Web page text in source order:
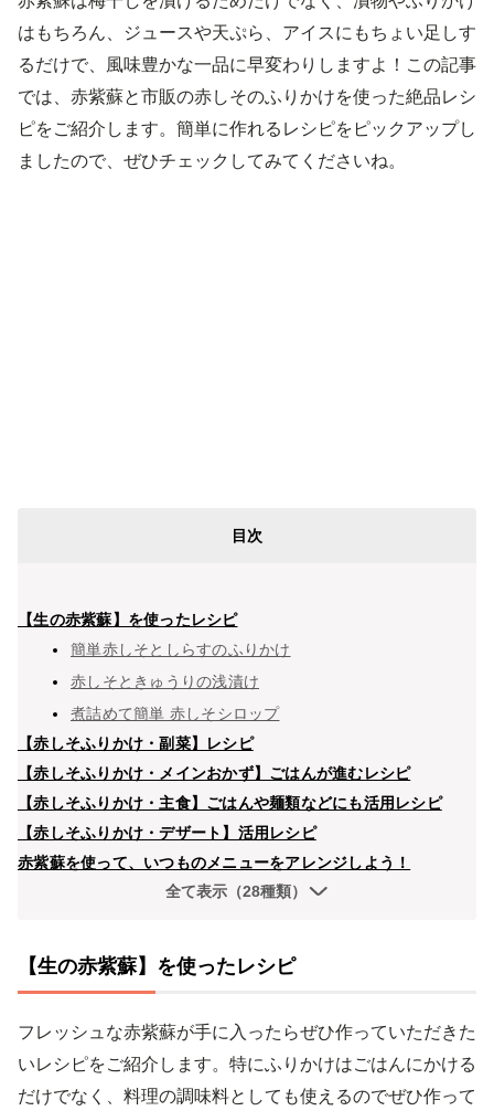
はもちろん、ジュースや天ぷら、アイスにもちょい足しす
るだけで、風味豊かな一品に早変わりしますよ！この記事
では、赤紫蘇と市販の赤しそのふりかけを使った絶品レシ
ピをご紹介します。簡単に作れるレシピをピックアップし
ましたので、ぜひチェックしてみてくださいね。
目次
【生の赤紫蘇】を使ったレシピ
簡単赤しそとしらすのふりかけ
赤しそときゅうりの浅漬け
煮詰めて簡単 赤しそシロップ
【赤しそふりかけ・副菜】レシピ
【赤しそふりかけ・メインおかず】ごはんが進むレシピ
【赤しそふりかけ・主食】ごはんや麺類などにも活用レシピ
【赤しそふりかけ・デザート】活用レシピ
赤紫蘇を使って、いつものメニューをアレンジしよう！
全て表示（28種類）
【生の赤紫蘇】を使ったレシピ
フレッシュな赤紫蘇が手に入ったらぜひ作っていただきた
いレシピをご紹介します。特にふりかけはごはんにかける
だけでなく、料理の調味料としても使えるのでぜひ作って